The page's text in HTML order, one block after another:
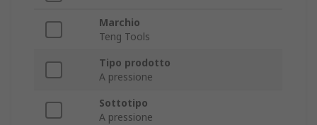
Marchio
Teng Tools
Tipo prodotto
A pressione
Sottotipo
A pressione